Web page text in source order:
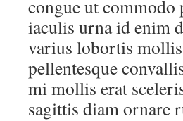
congue ut commodo
iaculis urna id enim
varius lobortis
pellentesque
mi mollis erat
sagittis diam ornare